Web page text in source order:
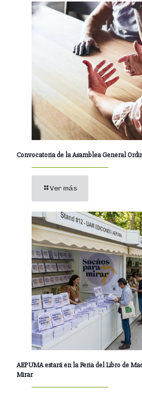
Convocatoria de la Asamblea General
Ver más
AEPUMA estará en la Feria del Libro de
Mirar